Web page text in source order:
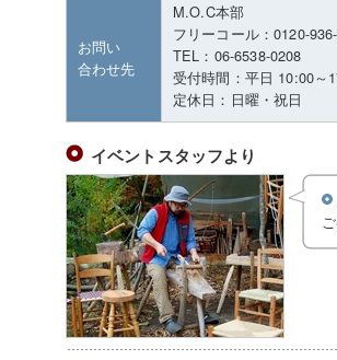
お問い
合わせ先
M.O.C本部
フリーコール：0120-
TEL：06-6538-0208
受付時間：平日 10:00～
定休日：日曜・祝日
イベントスタッフより